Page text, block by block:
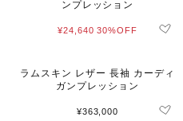
ンプレッション
¥24,640 30%OFF
ラムスキン レザー 長袖 カーディ
ガンプレッション
¥363,000